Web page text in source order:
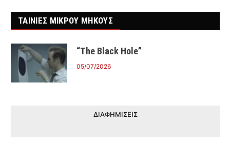
ΤΑΙΝΙΕΣ ΜΙΚΡΟΥ ΜΗΚΟΥΣ
“The Black Hole”
05/07/2026
ΔΙΑΦΗΜΙΣΕΙΣ